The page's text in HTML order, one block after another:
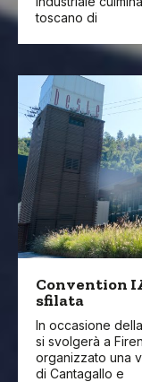
toscano di
Convention
sfilata
In occasione
si svolgerà a
organizzato una
di Cantagallo e